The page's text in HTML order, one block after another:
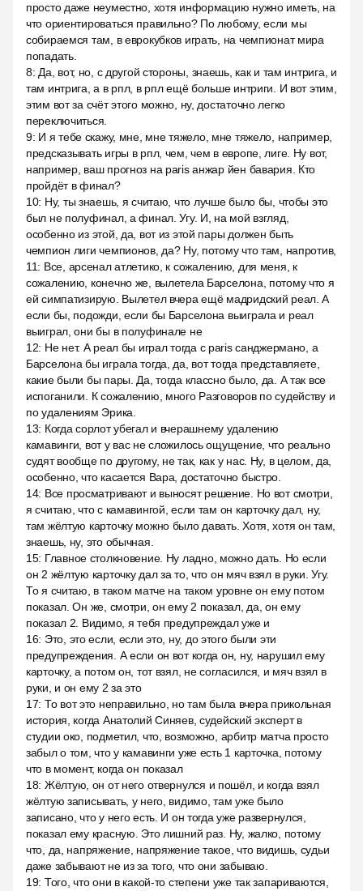
просто даже неуместно, хотя информацию нужно иметь, на
что ориентироваться правильно? По любому, если мы
собираемся там, в еврокубков играть, на чемпионат мира
попадать.
8: Да, вот, но, с другой стороны, знаешь, как и там интрига, и
там интрига, а в рпл, в рпл ещё больше интриги. И вот этим,
этим вот за счёт этого можно, ну, достаточно легко
переключиться.
9: И я тебе скажу, мне, мне тяжело, мне тяжело, например,
предсказывать игры в рпл, чем, чем в европе, лиге. Ну вот,
например, ваш прогноз на paris анжар йен бавария. Кто
пройдёт в финал?
10: Ну, ты знаешь, я считаю, что лучше было бы, чтобы это
был не полуфинал, а финал. Угу. И, на мой взгляд,
особенно из этой, да, вот из этой пары должен быть
чемпион лиги чемпионов, да? Ну, потому что там, напротив,
11: Все, арсенал атлетико, к сожалению, для меня, к
сожалению, конечно же, вылетела Барселона, потому что я
ей симпатизирую. Вылетел вчера ещё мадридский реал. А
если бы, подожди, если бы Барселона выиграла и реал
выиграл, они бы в полуфинале не
12: Не нет. А реал бы играл тогда с paris санджермано, а
Барселона бы играла тогда, да, вот тогда представляете,
какие были бы пары. Да, тогда классно было, да. А так все
испоганили. К сожалению, много Разговоров по судейству и
по удалениям Эрика.
13: Когда сорлот убегал и вчерашнему удалению
камавинги, вот у вас не сложилось ощущение, что реально
судят вообще по другому, не так, как у нас. Ну, в целом, да,
особенно, что касается Вара, достаточно быстро.
14: Все просматривают и выносят решение. Но вот смотри,
я считаю, что с камавингой, если там он карточку дал, ну,
там жёлтую карточку можно было давать. Хотя, хотя он там,
знаешь, ну, это обычная.
15: Главное столкновение. Ну ладно, можно дать. Но если
он 2 жёлтую карточку дал за то, что он мяч взял в руки. Угу.
То я считаю, в таком матче на таком уровне он ему потом
показал. Он же, смотри, он ему 2 показал, да, он ему
показал 2. Видимо, я тебя предупреждал уже и
16: Это, это если, если это, ну, до этого были эти
предупреждения. А если он вот когда он, ну, нарушил ему
карточку, а потом он, тот взял, не согласился, и мяч взял в
руки, и он ему 2 за это
17: То вот это неправильно, но там была вчера прикольная
история, когда Анатолий Синяев, судейский эксперт в
студии око, подметил, что, возможно, арбитр матча просто
забыл о том, что у камавинги уже есть 1 карточка, потому
что в момент, когда он показал
18: Жёлтую, он от него отвернулся и пошёл, и когда взял
жёлтую записывать, у него, видимо, там уже было
записано, что у него есть. И он тогда уже развернулся,
показал ему красную. Это лишний раз. Ну, жалко, потому
что, да, напряжение, напряжение такое, что видишь, судьи
даже забывают не из за того, что они забываю.
19: Того, что они в какой-то степени уже так запариваются,